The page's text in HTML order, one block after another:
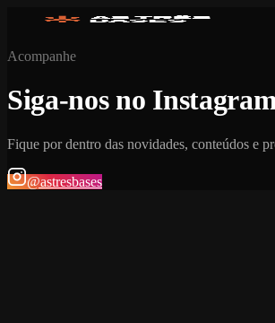
Acompanhe
Siga-nos no
Fique por dentro das novidades, conteúdos e
@astresbases